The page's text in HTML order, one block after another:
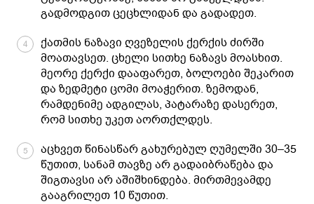
გადმოდგით ცეცხლიდან და გადადეთ.
4
ქათმის ნაზავი ღვეზელის ქერქის ძირში
მოათავსეთ. ცხელი სითხე ნაზავს მოასხით.
მეორე ქერქი დააფარეთ, ბოლოები შეკარით
და ზედმეტი ცომი მოაჭერით. ზემოდან,
რამდენიმე ადგილას, პატარაზე დასერეთ,
რომ სითხე უკეთ აორთქლდეს.
5
აცხვეთ წინასწარ გახურებულ ღუმელში 30–35
წუთით, სანამ თავზე არ გადაიბრაწება და
შიგთავსი არ აშიშხინდება. მირთმევამდე
გააგრილეთ 10 წუთით.